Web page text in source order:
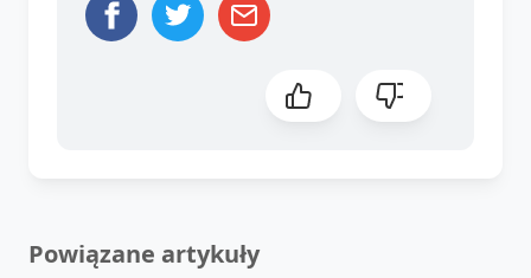
Powiązane artykuły